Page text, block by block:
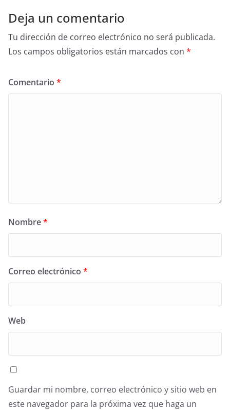
Deja un comentario
Tu dirección de correo electrónico no será publicada.
Los campos obligatorios están marcados con *
Comentario *
Nombre*
Correo electrónico *
Web
Guardar mi nombre, correo electrónico y sitio web en
este navegador para la próxima vez que haga un